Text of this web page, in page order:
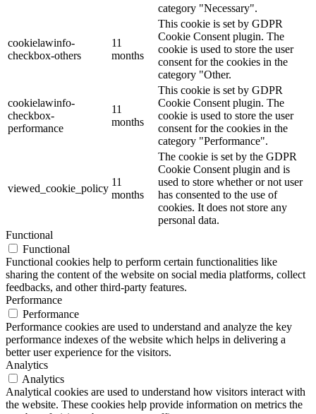
category "Necessary".
cookielawinfo-
checkbox-others
11
months
This cookie is set by GDPR
Cookie Consent plugin. The
cookie is used to store the user
consent for the cookies in the
category "Other.
cookielawinfo-
checkbox-
performance
11
months
This cookie is set by GDPR
Cookie Consent plugin. The
cookie is used to store the user
consent for the cookies in the
category "Performance".
viewed_cookie_policy
11
months
The cookie is set by the GDPR
Cookie Consent plugin and is
used to store whether or not user
has consented to the use of
cookies. It does not store any
personal data.
Functional
Functional
Functional cookies help to perform certain functionalities like
sharing the content of the website on social media platforms, collect
feedbacks, and other third-party features.
Performance
Performance
Performance cookies are used to understand and analyze the key
performance indexes of the website which helps in delivering a
better user experience for the visitors.
Analytics
Analytics
Analytical cookies are used to understand how visitors interact with
the website. These cookies help provide information on metrics the